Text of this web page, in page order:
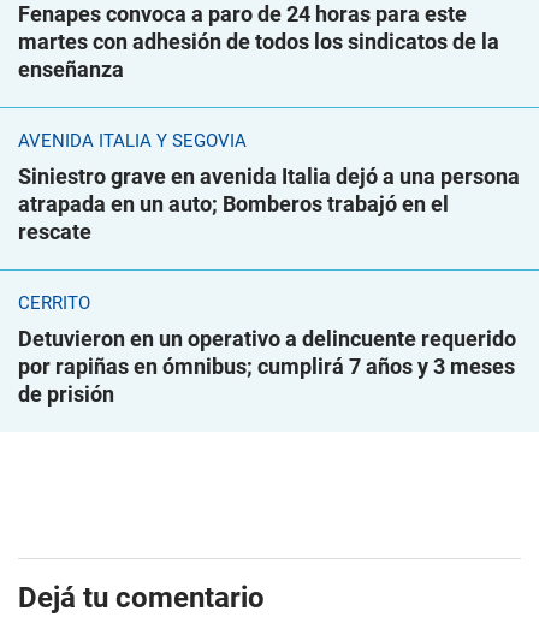
Fenapes convoca a paro de 24 horas para este
martes con adhesión de todos los sindicatos de la
enseñanza
AVENIDA ITALIA Y SEGOVIA
Siniestro grave en avenida Italia dejó a una persona
atrapada en un auto; Bomberos trabajó en el
rescate
CERRITO
Detuvieron en un operativo a delincuente requerido
por rapiñas en ómnibus; cumplirá 7 años y 3 meses
de prisión
Dejá tu comentario